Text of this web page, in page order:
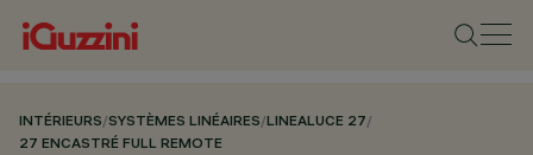
INTÉRIEURS/SYSTÈMES LINÉAIRES/LINEALUCE 27/
27 ENCASTRÉ FULL REMOTE